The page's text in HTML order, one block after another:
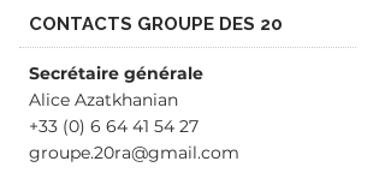
CONTACTS GROUPE DES 20
Secrétaire générale
Alice Azatkhanian
+33 (0) 6 64 41 54 27
groupe.20ra@gmail.com